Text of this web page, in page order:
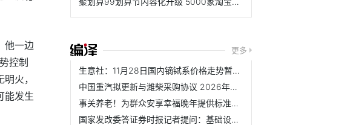
他一边
控制
火，
能发生
更多
生意社：11月28日国内镝铽系价格走势暂稳-焦点热议
中国重汽拟更新与潍柴采购协议 2026年上限增至210亿元 焦点信息
事关养老！为群众安享幸福晚年提供标准助力 | 新版标准指南...
国家发改委答证券时报记者提问：基础设施REITs持续扩围，城市...